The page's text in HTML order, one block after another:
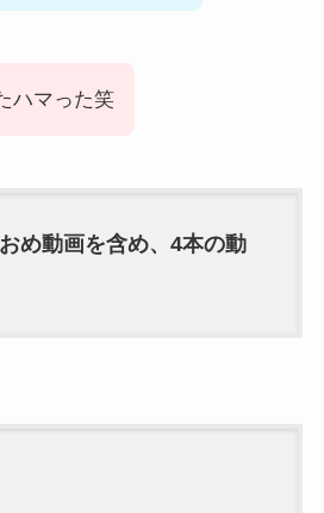
ハマった笑
め動画を含め、4本の動